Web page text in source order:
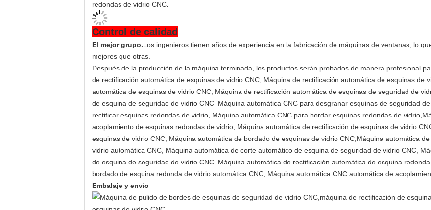
redondas de vidrio CNC
Control de calidad
El mejor grupo.Los ingenieros tienen años de experiencia en la fabricación de máquinas de ventanas, lo
mejores que otras.
Después de la producción de la máquina terminada, los productos serán probados de manera profesional
de rectificación automática de esquinas de vidrio CNC, Máquina de rectificación automática de esquinas de
automática de esquinas de vidrio CNC, Máquina de rectificación automática de esquinas de seguridad de
de esquina de seguridad de vidrio CNC, Máquina automática CNC para desgranar esquinas de seguridad
rectificar esquinas redondas de vidrio, Máquina automática CNC para bordar esquinas redondas de
acoplamiento de esquinas redondas de vidrio, Máquina automática de rectificación de esquinas de vidrio
esquinas de vidrio CNC, Máquina automática de bordado de esquinas de vidrio CNC,Máquina automática
vidrio automática CNC, Máquina automática de corte automático de esquina de seguridad de vidrio CNC,
de esquina de seguridad de vidrio CNC, Máquina automática de rectificación automática de esquina
bordado de esquina redonda de vidrio automática CNC, Máquina automática CNC automática de
Embalaje y envío